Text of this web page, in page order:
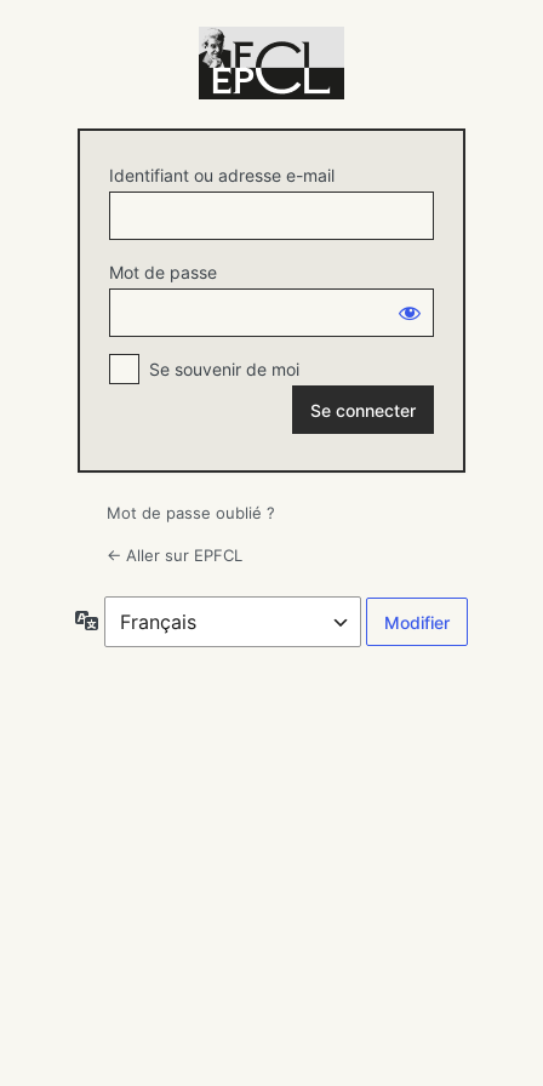
Identifiant ou adresse e-mail
Mot de passe
Se souvenir de moi
Mot de passe oublié ?
← Aller sur EPFCL
Langue